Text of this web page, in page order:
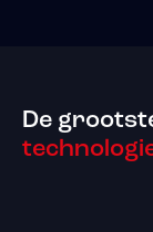
De